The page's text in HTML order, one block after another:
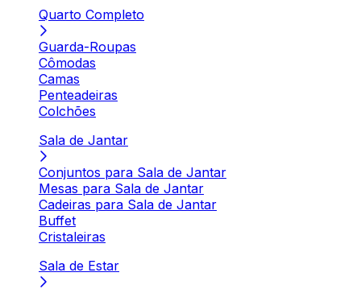
Quarto Completo
Guarda-Roupas
Cômodas
Camas
Penteadeiras
Colchões
Sala de Jantar
Conjuntos para Sala de Jantar
Mesas para Sala de Jantar
Cadeiras para Sala de Jantar
Buffet
Cristaleiras
Sala de Estar